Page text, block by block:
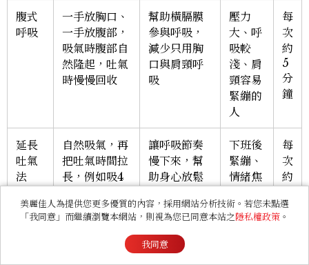
腹式
呼吸
一手放胸口、
一手放腹部，
吸氣時腹部自
然隆起，吐氣
時慢慢回收
幫助橫膈膜
參與呼吸，
減少只用胸
口與肩頸呼
吸
壓力
大、呼
吸較
淺、肩
頸容易
緊繃的
人
每
次
約
5
分
鐘
延長
吐氣
法
自然吸氣，再
把吐氣時間拉
長，例如吸4
讓呼吸節奏
慢下來，幫
助身心放鬆
下班後
緊繃、
情緒焦
前腦袋
停不下
每
次
約
2
至
5
美麗佳人為提供您更多優質的內容，採用網站分析技術。若您未點選
「我同意」而繼續瀏覽本網站，則視為您已同意本站之隱私權政策 。
我同意